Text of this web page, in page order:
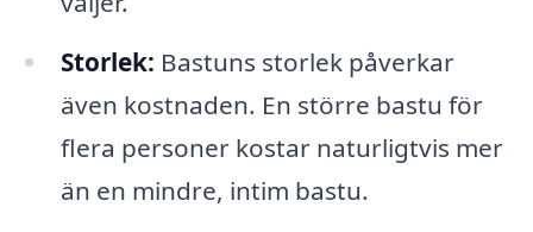
Storlek: Bastuns storlek påverkar
även kostnaden. En större bastu för
flera personer kostar naturligtvis mer
än en mindre, intim bastu.